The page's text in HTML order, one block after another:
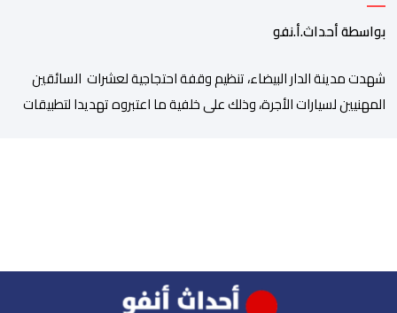
بواسطة أحداث.أ.نفو
شهدت مدينة الدار البيضاء، تنظيم وقفة احتجاجية لعشرات السائقين
المهنيين لسيارات الأجرة، وذلك على خلفية ما اعتبروه تهديدا لتطبيقات